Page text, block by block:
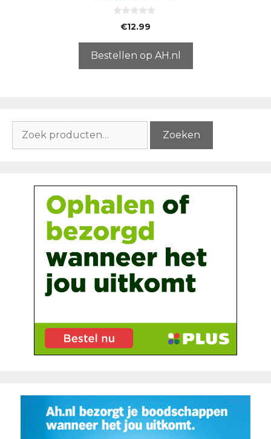
5
€12.99
Bestellen op AH.nl
naar:
Zoeken